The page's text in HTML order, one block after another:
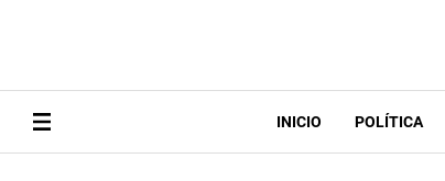
INICIO POLÍTICA